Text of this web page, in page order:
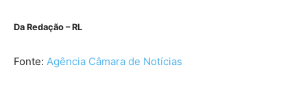
Da Redação – RL
Fonte: Agência Câmara de Notícias